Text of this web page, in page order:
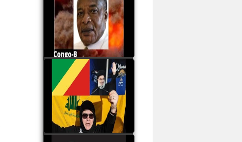
Conférence des ethnies
est la seule solution pour
éviter la scission du
Congo B
watch video
Les liaisons dangereuses
du clan Sassou Nguesso
avec le Hezbollah
watch video